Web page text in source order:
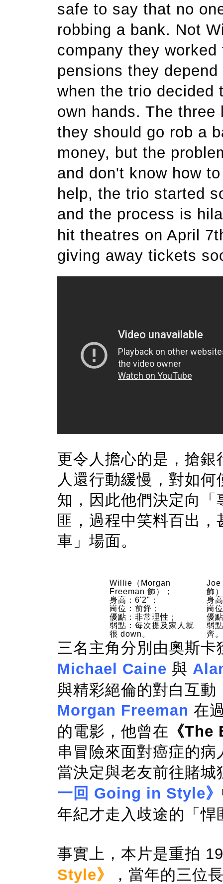
safe to say that no
robbing a bank. Not
company they
pensions they
when the trio decided
own hands. The
they should go rob a
money, but the
and don't know how
help, the trio started
and the process is
hit theatres on April
giving away tickets
更令人擔心的是，搶
人還行動緩慢，對如
知，因此他們決定向
匪，過程中笑料百出
車」場面。
Willie（Morgan
Freeman 飾）；
身高：6'2"；
崗位：前鋒；
優點：非常理性；
弱點：每次提及家人就
很 down。
Joe
飾
身
崗
優
弱
齊。
三名主角分別由奧斯
Michael Caine 與
與精彩絕倫的對白互
Morgan Freeman 在
的電影，他曾在 《
串冒險來面對癌症的病
當決定與老友前往賭
一回 Going in Style》
年紀才走入歧途的「
事實上，本片是重拍
Style》
，當年的三位